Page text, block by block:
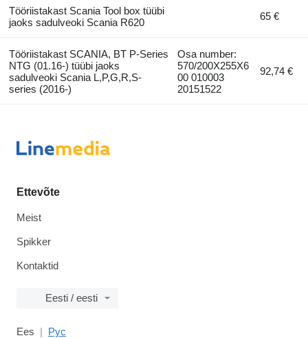
Tööriistakast Scania Tool box tüübi
jaoks sadulveoki Scania R620
65 €
Tööriistakast SCANIA, BT P-Series
NTG (01.16-) tüübi jaoks
sadulveoki Scania L,P,G,R,S-
series (2016-)
Osa number:
570/200X255X6
00 010003
20151522
92,74 €
Ettevõte
Meist
Spikker
Kontaktid
Eesti / eesti
Ees Рус